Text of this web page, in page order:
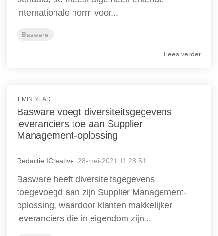
internationale norm voor...
Basware
Lees verder
1 MIN READ
Basware voegt diversiteitsgegevens
leveranciers toe aan Supplier
Management-oplossing
Redactie ICreative: 28-mei-2021 11:28:51
Basware heeft diversiteitsgegevens
toegevoegd aan zijn Supplier Management-
oplossing, waardoor klanten makkelijker
leveranciers die in eigendom zijn...